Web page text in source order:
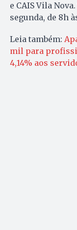
e CAIS Vila
segunda, de 8h
Leia também:
mil para
4,14% aos